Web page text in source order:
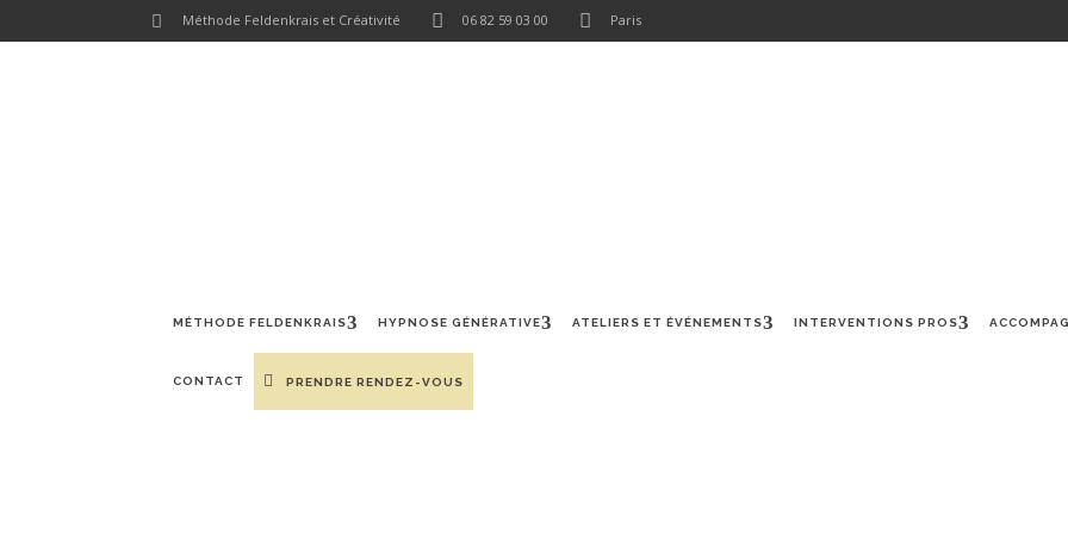
Méthode Feldenkrais et Créativité 06 82 59 03 00 Paris
MÉTHODE FELDENKRAIS HYPNOSE GÉNÉRATIVE ATELIERS ET ÉVÉNEMENTS INTERVENTIONS PROS
CONTACT PRENDRE RENDEZ-VOUS
MÉTHODE FELDENKRAIS HYPNOSE GÉNÉRATIVE ATELIERS ET ÉVÉNEMENTS
UN CADEAU D’HUMANITÉ LORS